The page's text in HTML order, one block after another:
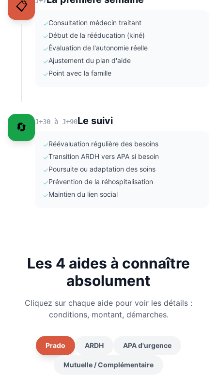
📋
✓Consultation médecin traitant
✓Début de la rééducation (kiné)
✓Évaluation de l'autonomie réelle
✓Ajustement du plan d'aide
✓Point avec la famille
🔄 J+30 à J+90Le suivi
✓Réévaluation régulière des besoins
✓Transition ARDH vers APA si besoin
✓Poursuite ou adaptation des soins
✓Prévention de la réhospitalisation
✓Maintien du lien social
Les 4 aides à connaître
absolument
Cliquez sur chaque aide pour voir les détails :
conditions, montant, démarches.
Prado ARDH APA d'urgence
Mutuelle / Complémentaire